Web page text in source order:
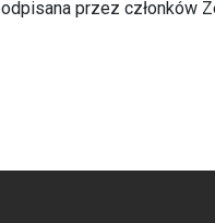
przez członków